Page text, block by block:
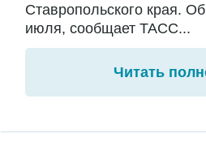
Ставропольского края.
июля, сообщает ТАСС...
Читать